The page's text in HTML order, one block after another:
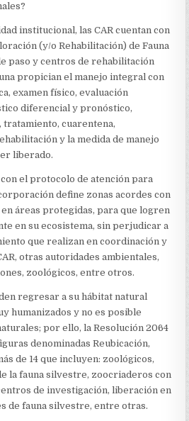
institucional, las CAR cuentan con
(y/o Rehabilitación) de Fauna
paso y centros de rehabilitación
propician el manejo integral con
examen físico, evaluación
diferencial y pronóstico,
tratamiento, cuarentena,
y la medida de manejo
liberado.
el protocolo de atención para
define zonas acordes con
áreas protegidas, para que logren
en su ecosistema, sin perjudicar a
que realizan en coordinación y
otras autoridades ambientales,
zoológicos, entre otros.
regresar a su hábitat natural
humanizados y no es posible
por ello, la Resolución 2064
denominadas Reubicación,
de 14 que incluyen: zoológicos,
la fauna silvestre, zoocriaderos con
de investigación, liberación en
de fauna silvestre, entre otras.